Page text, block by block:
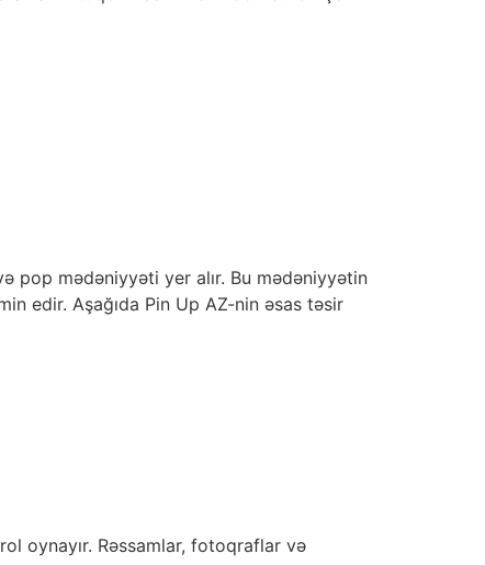
pop mədəniyyəti yer alır. Bu mədəniyyətin
edir. Aşağıda Pin Up AZ-nin əsas təsir
oynayır. Rəssamlar, fotoqraflar və